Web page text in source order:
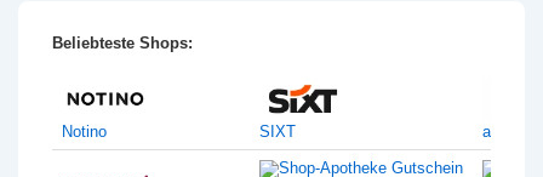
Beliebteste Shops:
Notino SIXT amazon